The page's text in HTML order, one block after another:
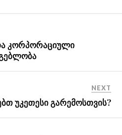
კორპორაციული
NEXT
უკეთესი გარემოსთვის?